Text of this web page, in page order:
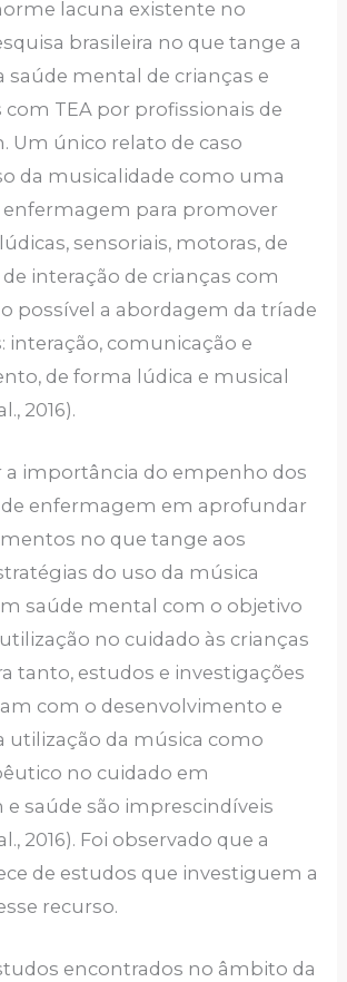
lacuna existente no
brasileira no que tange a
saúde mental de crianças e
com TEA por profissionais de
Um único relato de caso
da musicalidade como uma
enfermagem para promover
sensoriais, motoras, de
interação de crianças com
possível a abordagem da tríade
interação, comunicação e
de forma lúdica e musical
2016).
a importância do empenho dos
enfermagem em aprofundar
no que tange aos
do uso da música
saúde mental com o objetivo
no cuidado às crianças
tanto, estudos e investigações
com o desenvolvimento e
utilização da música como
no cuidado em
saúde são imprescindíveis
2016). Foi observado que a
de estudos que investiguem a
recurso.
encontrados no âmbito da